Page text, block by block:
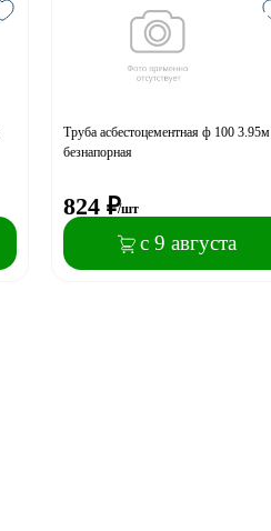
Труба асбестоцементная ф 100 3.95м
безнапорная
824 ₽/шт
с 9 августа